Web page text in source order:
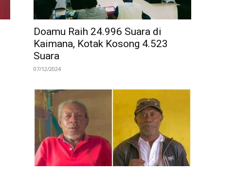
Doamu Raih 24.996 Suara di
Kaimana, Kotak Kosong 4.523
Suara
07/12/2024